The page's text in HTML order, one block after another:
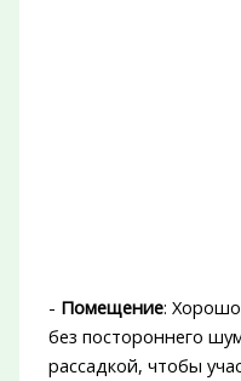
- Помещение:
без постороннего
рассадкой, чтобы